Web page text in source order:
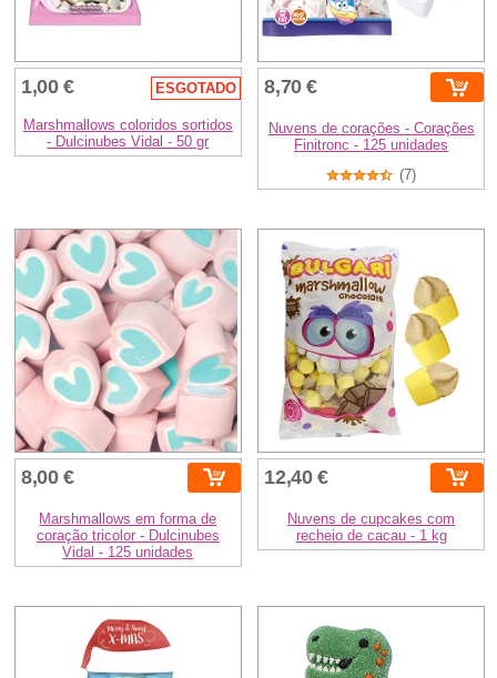
1,00 € ESGOTADO
Marshmallows coloridos sortidos
- Dulcinubes Vidal - 50 gr
8,70 €
Nuvens de corações - Corações
Finitronc - 125 unidades
(7)
8,00 €
Marshmallows em forma de
coração tricolor - Dulcinubes
Vidal - 125 unidades
12,40 €
Nuvens de cupcakes com
recheio de cacau - 1 kg